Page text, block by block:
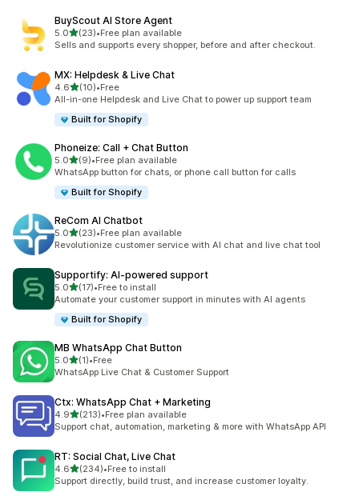
BuyScout AI Store Agent
5.0별 5개 중
(23)
총 리뷰 23개
•Free plan available
Sells and supports every shopper, before and after checkout.
MX: Helpdesk & Live Chat
4.6별 5개 중
(10)
총 리뷰 10개
•Free
All-in-one Helpdesk and Live Chat to power up support team
Built for Shopify
Phoneize: Call + Chat Button
5.0별 5개 중
(9)
총 리뷰 9개
•Free plan available
WhatsApp button for chats, or phone call button for calls
Built for Shopify
ReCom AI Chatbot
5.0별 5개 중
(23)
총 리뷰 23개
•Free plan available
Revolutionize customer service with AI chat and live chat tool
Supportify: AI‑powered support
5.0별 5개 중
(17)
총 리뷰 17개
•Free to install
Automate your customer support in minutes with AI agents
Built for Shopify
MB WhatsApp Chat Button
5.0별 5개 중
(1)
총 리뷰 1개
•Free
WhatsApp Live Chat & Customer Support
Ctx: WhatsApp Chat + Marketing
4.9별 5개 중
(213)
총 리뷰 213개
•Free plan available
Support chat, automation, marketing & more with WhatsApp API
RT: Social Chat, Live Chat
4.6별 5개 중
(234)
총 리뷰 234개
•Free to install
Support directly, build trust, and increase customer loyalty.